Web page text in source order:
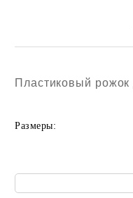
Пластиковый
Размеры: